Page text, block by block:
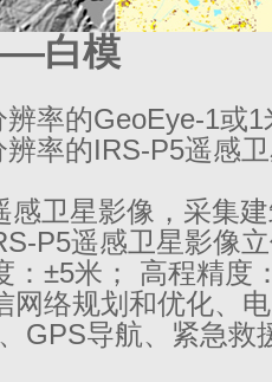
白模
率的GeoEye-1或
率的IRS-P5遥感
感卫星影像，采集
P5遥感卫星影像
：±5米； 高程精
网络规划和优化、
GPS导航、紧急